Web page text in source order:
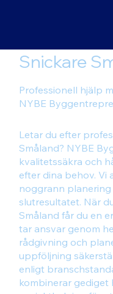
Snickare
Professionell hjälp
NYBE
Letar du efter
Småland? NYBE
kvalitetssäkra och
efter dina behov. Vi
noggrann
slutresultatet. När
Småland får du en
tar ansvar genom
rådgivning och
uppföljning
enligt
kombinerar